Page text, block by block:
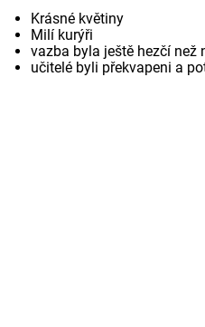
Krásné květiny
Milí kurýři
vazba byla ještě hezčí než
učitelé byli překvapeni a